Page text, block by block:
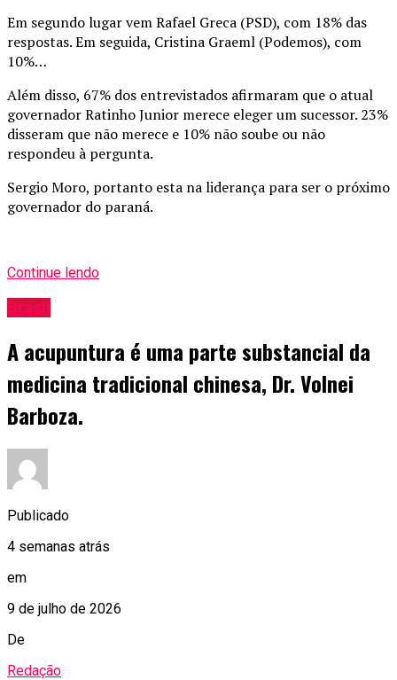
Em segundo lugar vem Rafael Greca (PSD), com 18% das
respostas. Em seguida, Cristina Graeml (Podemos), com
10%…
Além disso, 67% dos entrevistados afirmaram que o atual
governador Ratinho Junior merece eleger um sucessor. 23%
disseram que não merece e 10% não soube ou não
respondeu à pergunta.
Sergio Moro, portanto esta na liderança para ser o próximo
governador do paraná.
Continue lendo
Brasil
A acupuntura é uma parte substancial da
medicina tradicional chinesa, Dr. Volnei
Barboza.
Publicado
4 semanas atrás
em
9 de julho de 2026
De
Redação